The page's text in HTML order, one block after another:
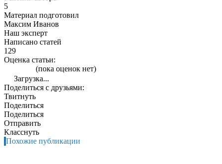
5
Материал подготовил
Максим Иванов
Наш эксперт
Написано статей
129
Оценка статьи:
(пока оценок нет)
Загрузка...
Поделиться с друзьями:
Твитнуть
Поделиться
Поделиться
Отправить
Класснуть
Похожие публикации